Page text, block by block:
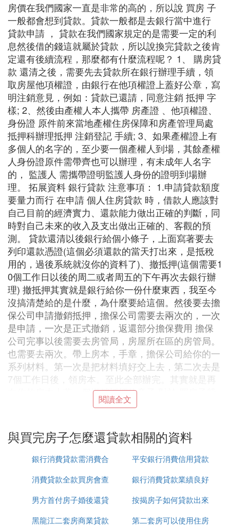
房價在我們國家一直是非常的高的，所以說 買房 子
一般都會想到貸款。貸款一般都是去銀行當中進行
貸款申請 ， 貸款在我們國家規定的是需要一定的利
息然後借的錢這就屬於貸款，所以說換完貸款之後肯
定還有後續流程，那麼都有什麼流程呢？ 1、 購房貸
款 還清之後，需要先去貸款所在銀行辦理手續，領
取房屋他項權證，由銀行在他項權證上蓋好公章，寫
明注銷意見，例如：貸款已還請，同意注銷 抵押 字
樣; 2、然後由產權人本人攜帶 房產證 、他項權證、
身份證 原件前來當地產權住房保障和房產管理局處
抵押科辦理抵押 注銷登記 手續; 3、如果產權證上有
多個人的名字的，至少要一個產權人到場，其餘產權
人身份證原件需帶齊也可以辦理，有未成年人名字
的， 監護人 需攜帶證明監護人身份的證明到場辦
理。 拓展資料 銀行貸款 注意事項： 1.申請貸款額度
要量力而行 在申請 個人住房貸款 時，借款人應該對
自己目前的經濟實力、還款能力做出正確的判斷，同
時對自己未來的收入及支出做出正確的、客觀的預
測。 貸款還清以後銀行給個小條子，上面寫著要去
列印還款憑證(這個必須還款的當天打出來，是抵稅
用的，過後系統就沒你的資料了)、撤抵押(這個需要1
0個工作日以後的周二或者周五的下午再次去銀行辦
理) 撤抵押其實就是銀行給你一份什麼東西，我至今
沒搞清楚給的是什麼，為什麼要給這個。然後要去擔
保公司申請撤銷抵押，擔保公司需要去兩次的，一次
是申請，一次是正式撤銷，返還部分擔保費用 擔保
公司完事以後需要去房管局，房屋所在區的房管局。
也需要去兩次。帶上房本，手章，擔保公司給你的一
系列材料。第一次是把材料填好交上去，第二次去是
7個工作日後，領房本。至此全部辦完。其實就是再
在你的房本上蓋一個撤銷抵押的章子 對於 買房子貸
款還完流程 是什麼的問題我們是可以找到相關的流
還完了之後我們的銀行一般都會給我們一個條子來證
明已經還完貸款了，所以說我們一定是需要索要這個
條子的，是可以直接的證明的。
『貳』 買房子貸款可以全部一次性還嗎
房貸能一次性還清嗎？
閱讀全文
與買完房子怎麼還貸款相關的資料
銀行消費貸款需消費合
同嗎
平安銀行消費信用貸款
利率
消費貸款全款買房會查
嗎
銀行消費貸款業績良好
簡報
男方首付房子婚後還貸
款
按揭房子如何貸款出來
黑龍江二套房商業貸款
第二套房可以使用住房